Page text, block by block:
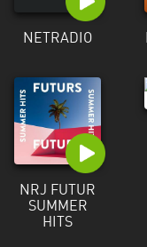
NETRADIO
NRJ FUTUR
SUMMER
HITS